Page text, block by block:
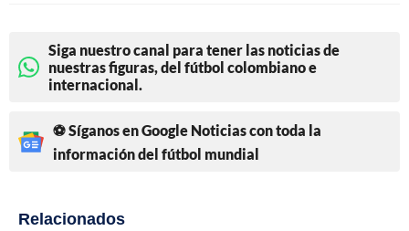
Siga nuestro canal para tener las noticias de
nuestras figuras, del fútbol colombiano e
internacional.
⚽ Síganos en Google Noticias con toda la
información del fútbol mundial
Relacionados